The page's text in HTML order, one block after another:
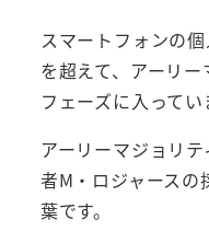
スマートフォンの
を超えて、アーリ
フェーズに入ってい
アーリーマジョリ
者M・ロジャース
葉です。